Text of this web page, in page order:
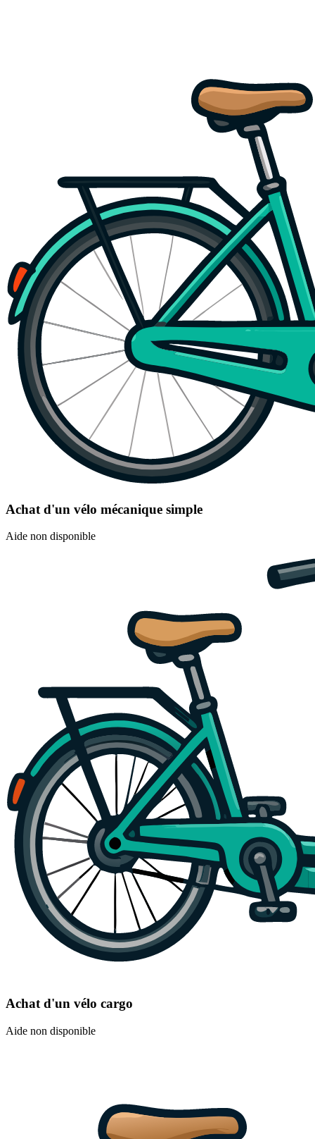
Achat d'un vélo mécanique simple
Aide non disponible
Achat d'un vélo cargo
Aide non disponible